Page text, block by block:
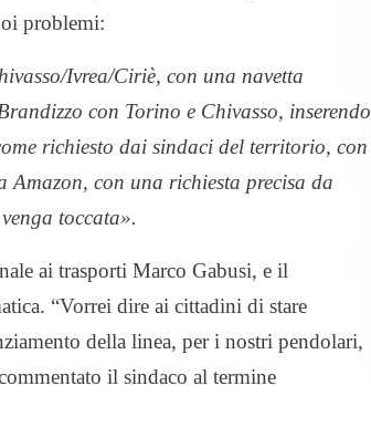
problemi:
Ivrea/Ciriè, con una navetta
con Torino e Chivasso, inserendo
richiesto dai sindaci del territorio, con
Amazon, con una richiesta precisa da
toccata».
ai trasporti Marco Gabusi, e il
“Vorrei dire ai cittadini di stare
della linea, per i nostri pendolari,
il sindaco al termine